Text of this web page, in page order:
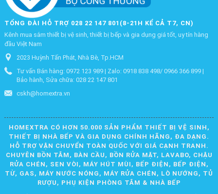
TỔNG ĐÀI HỖ TRỢ 028 22 147 801(8-21H KỂ CẢ T7, CN)
Kênh mua sắm thiết bị vệ sinh, thiết bị bếp và gia dụng giá tốt, uy tín hàng
đầu Việt Nam
2023 Huỳnh Tấn Phát, Nhà Bè, Tp.HCM
Tư vấn Bán hàng: 0972 123 989 | Zalo: 0918 838 498/ 0966 366 899 |
Bảo hành, Sửa chữa: 028 22 147 801
cskh@homextra.vn
HOMEXTRA CÓ HƠN 50.000 SẢN PHẨM THIẾT BỊ VỆ SINH,
THIẾT BỊ NHÀ BẾP VÀ GIA DỤNG CHÍNH HÃNG, ĐA DẠNG.
HỖ TRỢ VẬN CHUYỂN TOÀN QUỐC VỚI GIÁ CẠNH TRANH.
CHUYÊN BỒN TẮM, BÀN CẦU, BỒN RỬA MẶT, LAVABO, CHẬU
RỬA CHÉN, SEN VÒI, MÁY HÚT MÙI, BẾP ĐIỆN, BẾP ĐIỆN,
TỪ, GAS, MÁY NƯỚC NÓNG, MÁY RỬA CHÉN, LÒ NƯỚNG, TỦ
RƯỢU, PHỤ KIỆN PHÒNG TẮM & NHÀ BẾP